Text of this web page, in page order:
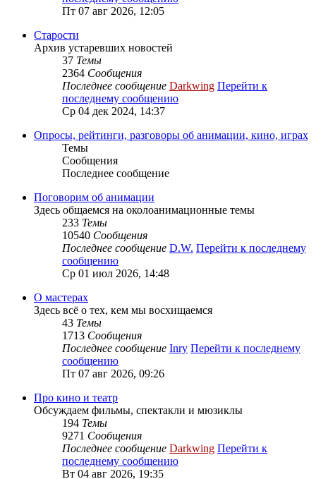
Пт 07 авг 2026, 12:05
Старости
Архив устаревших новостей
37 Темы
2364 Сообщения
Последнее сообщение Darkwing Перейти к
последнему сообщению
Ср 04 дек 2024, 14:37
Опросы, рейтинги, разговоры об анимации, кино, играх
Темы
Сообщения
Последнее сообщение
Поговорим об анимации
Здесь общаемся на околоанимационные темы
233 Темы
10540 Сообщения
Последнее сообщение D.W. Перейти к последнему
сообщению
Ср 01 июл 2026, 14:48
О мастерах
Здесь всё о тех, кем мы восхищаемся
43 Темы
1713 Сообщения
Последнее сообщение Inry Перейти к последнему
сообщению
Пт 07 авг 2026, 09:26
Про кино и театр
Обсуждаем фильмы, спектакли и мюзиклы
194 Темы
9271 Сообщения
Последнее сообщение Darkwing Перейти к
последнему сообщению
Вт 04 авг 2026, 19:35